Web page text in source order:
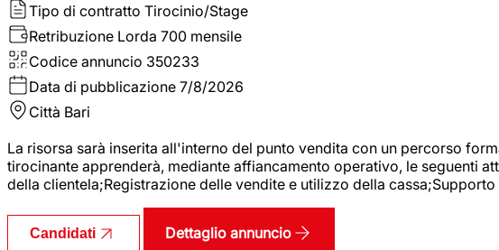
Tipo di contratto Tirocinio/Stage
Retribuzione Lorda 700 mensile
Codice annuncio 350233
Data di pubblicazione 7/8/2026
Città Bari
La risorsa sarà inserita all'interno del punto vendita con un percorso
tirocinante apprenderà, mediante affiancamento operativo, le seguenti
della clientela;Registrazione delle vendite e utilizzo della
Candidati Dettaglio annuncio